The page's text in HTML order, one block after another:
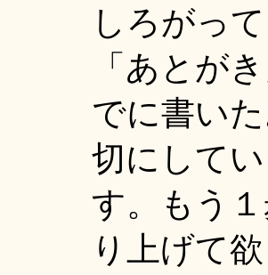
しろがっ
「あとが
でに書い
切にして
す。もう
り上げて欲